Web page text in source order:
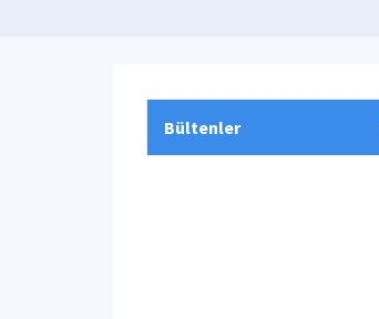
Bültenler